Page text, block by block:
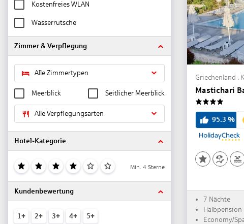
Kostenfreies WLAN
Wasserrutsche
Zimmer & Verpflegung
Alle Zimmertypen
Meerblick Seitlicher Meerblick
Alle Verpflegungsarten
Hotel-Kategorie
Min. 4 Sterne
Kundenbewertung
1+ 2+ 3+ 4+ 5+
Griechenland .
Mastichari
95.3 %
7 Nächte
Halbpension
Economy/